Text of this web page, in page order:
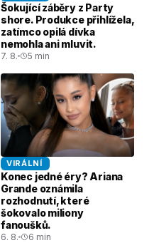
Šokující záběry z Party
shore. Produkce přihlížela,
zatímco opilá dívka
nemohla ani mluvit.
7. 8. 5 min
VIRÁLNÍ
Konec jedné éry? Ariana
Grande oznámila
rozhodnutí, které
šokovalo miliony
fanoušků.
6. 8. 6 min